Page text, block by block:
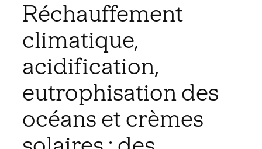
Réchauffement
climatique,
acidification,
eutrophisation des
océans et crèmes